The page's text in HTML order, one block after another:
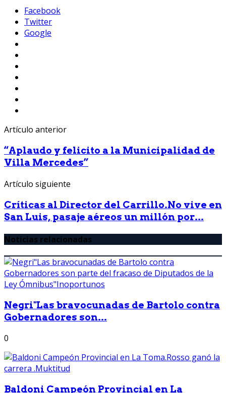
Facebook
Twitter
Google
Artículo anterior
“Aplaudo y felicito a la Municipalidad de
Villa Mercedes”
Artículo siguiente
Críticas al Director del Carrillo.No vive en
San Luis, pasaje aéreos un millón por...
Noticias relacionadas
Negri"Las bravocunadas de Bartolo contra
Gobernadores son...
0
Baldoni Campeón Provincial en La